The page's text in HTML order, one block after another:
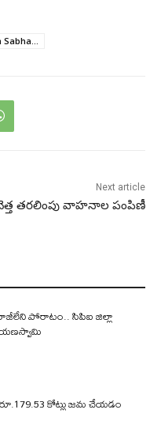
Next article
తరలింపు వాహనాల పంపిణీ
పోరాటం.. సిపిఐ జిల్లా
కోట్లు జమ చేయడం